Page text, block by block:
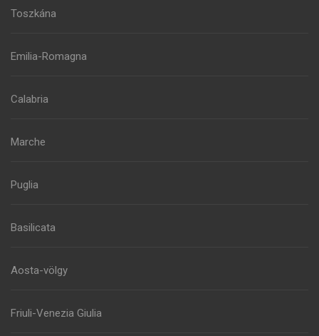
Toszkána
Emilia-Romagna
Calabria
Marche
Puglia
Basilicata
Aosta-völgy
Friuli-Venezia Giulia